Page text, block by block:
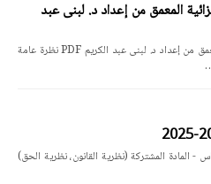
المعمق من إعداد د. لبنى عبد
مطبوعة في مقياس الإجراءات الجزائية المعمق من إعداد د. لبنى عبد الكريم PDF نظرة عامة
المشتركة (نظرية القانون، نظرية الحق)